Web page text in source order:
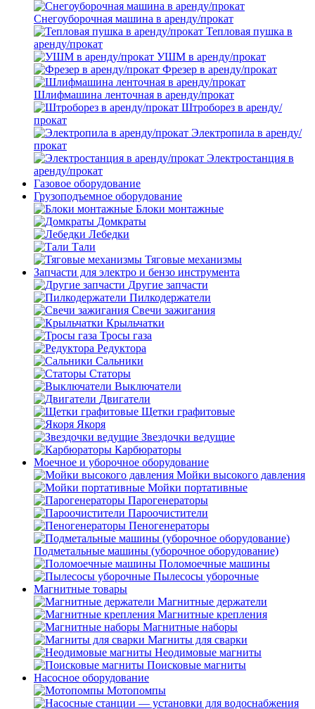
Снегоуборочная машина в аренду/прокат
Тепловая пушка в
аренду/прокат
УШМ в аренду/прокат
Фрезер в аренду/прокат
Шлифмашина ленточная в аренду/прокат
Штроборез в аренду/
прокат
Электропила в аренду/
прокат
Электростанция в
аренду/прокат
Газовое оборудование
Грузоподъемное оборудование
Блоки монтажные
Домкраты
Лебедки
Тали
Тяговые механизмы
Запчасти для электро и бензо инструмента
Другие запчасти
Пилкодержатели
Свечи зажигания
Крыльчатки
Тросы газа
Редуктора
Сальники
Статоры
Выключатели
Двигатели
Щетки графитовые
Якоря
Звездочки ведущие
Карбюраторы
Моечное и уборочное оборудование
Мойки высокого давления
Мойки портативные
Парогенераторы
Пароочистители
Пеногенераторы
Подметальные машины (уборочное оборудование)
Поломоечные машины
Пылесосы уборочные
Магнитные товары
Магнитные держатели
Магнитные крепления
Магнитные наборы
Магниты для сварки
Неодимовые магниты
Поисковые магниты
Насосное оборудование
Мотопомпы